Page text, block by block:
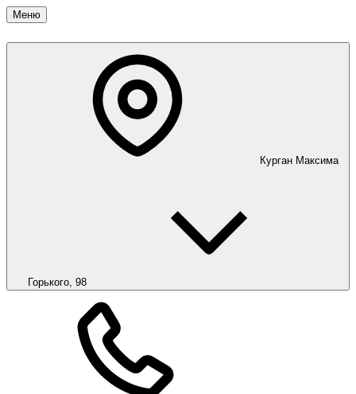
Меню
Курган Максима
Горького, 98